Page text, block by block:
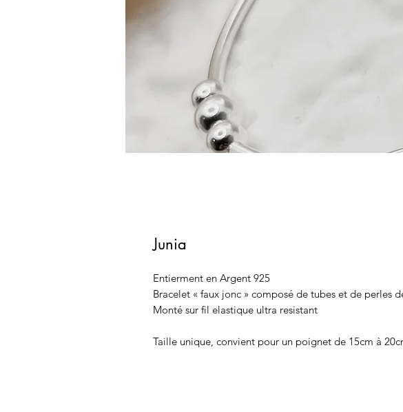
Junia
Entierment en Argent 925
Bracelet « faux jonc » composé de tubes et de perles
Monté sur fil elastique ultra resistant
Taille unique, convient pour un poignet de 15cm à